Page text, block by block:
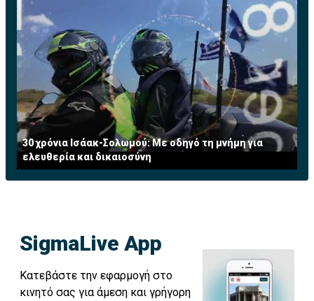
30 χρόνια Ισάακ-Σολωμού: Με οδηγό τη μνήμη για
ελευθερία και δικαιοσύνη
SigmaLive App
Κατεβάστε την εφαρμογή στο
κινητό σας για άμεση και γρήγορη